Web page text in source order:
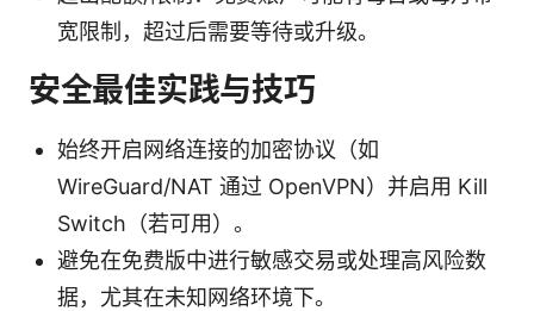
宽限制，超过后需要等待或升级。
安全最佳实践与技巧
始终开启网络连接的加密协议（如
WireGuard/NAT 通过 OpenVPN）并启用 Kill
Switch（若可用）。
避免在免费版中进行敏感交易或处理高风险数
据，尤其在未知网络环境下。